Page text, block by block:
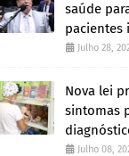
saúde
pacientes
Julho 28,
Nova lei
sintomas
Julho 08,